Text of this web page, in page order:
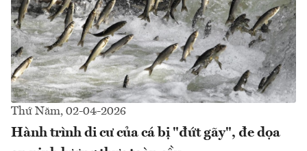
Thứ Năm, 02-04-2026
Hành trình di cư của cá bị "đứt gãy", đe dọa